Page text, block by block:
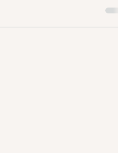
de ilhas de cozinha em
louça. Este equipamento